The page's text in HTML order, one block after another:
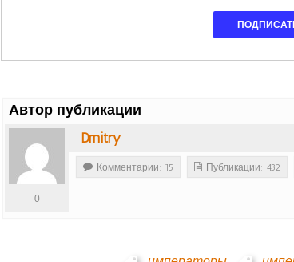
Автор публикации
Dmitry
0
Комментарии: 15 Публикации: 432